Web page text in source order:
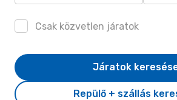
Csak közvetlen járatok
Repülő + szállás
Járatok